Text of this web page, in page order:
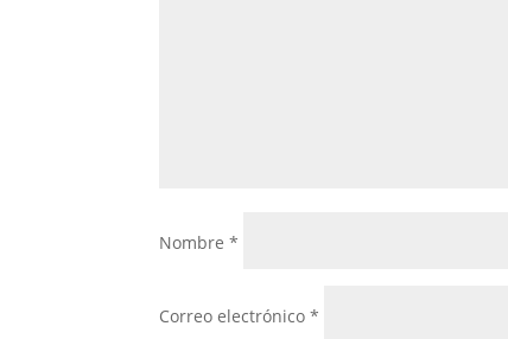
Nombre*
Correo electrónico*